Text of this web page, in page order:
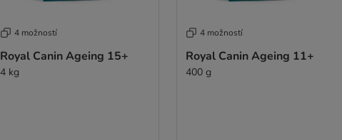
4 možností
Royal Canin Ageing 15+
4 kg
4 možností
Royal Canin Ageing 11+
400 g